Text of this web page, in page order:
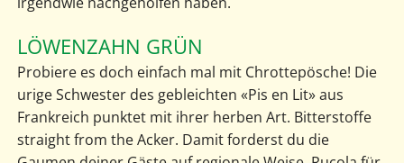
LÖWENZAHN GRÜN
Probiere es doch einfach mal mit Chrottepösche! Die
urige Schwester des gebleichten «Pis en Lit» aus
Frankreich punktet mit ihrer herben Art. Bitterstoffe
straight from the Acker. Damit forderst du die